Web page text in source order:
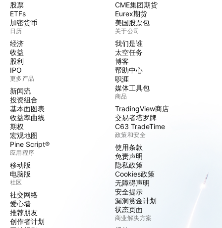
股票
ETFs
加密货币
日历
经济
收益
股利
IPO
更多产品
新闻流
投资组合
基本面图表
收益率曲线
期权
宏观地图
Pine Script®
应用程序
移动版
电脑版
社区
社交网络
爱心墙
推荐朋友
创作者计划
CME集团期货
Eurex期货
美国股票包
关于公司
我们是谁
太空任务
博客
帮助中心
职涯
媒体工具包
商品
TradingView商店
交易者塔罗牌
C63 TradeTime
政策和安全
使用条款
免责声明
隐私政策
Cookies政策
无障碍声明
安全提示
漏洞赏金计划
状态页面
商业解决方案